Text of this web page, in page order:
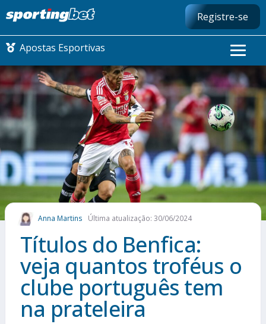
Registre-se
Apostas Esportivas
CONMEBOL LIBERTADORES
FUTEBOL NACIONAL
FUTEBOL INTERNACIONAL
COMO APOSTAR
MAIS ESPORTES
Anna Martins Última atualização: 30/06/2024
Títulos do Benfica:
veja quantos troféus o
clube português tem
na prateleira